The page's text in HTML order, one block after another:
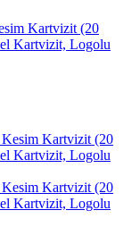
Kartvizit (20
Kartvizit, Logolu